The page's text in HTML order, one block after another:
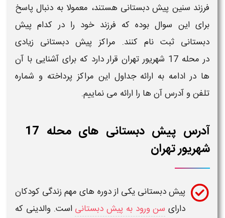
سنینپیش دبستانیهستند، معمولا به دنبال پاسخ
این سوال بوده که فرزند خود را در کدام پیش
ثبت نام کنند. مراکزپیش دبستانیزیادی
محله 17 شهریور تهران
قرار دارد که برای آشنایی با آن
در ادامه به ارائه جداول این مراکز پرداخته وشماره
وآدرسآن ها را ارائه می نماییم.
آدرس پیش دبستانی های محله 17
تهران
پیش دبستانییکی از دوره های مهم زندگی کودکان
دارایسن ورود به پیش دبستانیاست. والدینی که